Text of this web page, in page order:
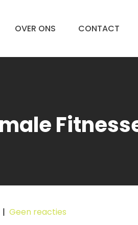
OVER ONS CONTACT
| Geen reacties